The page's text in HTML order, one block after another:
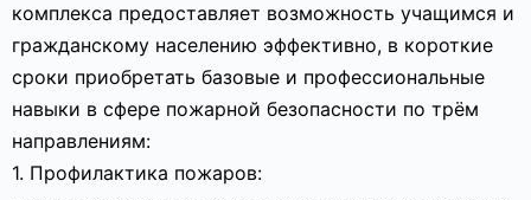
комплекса предоставляет возможность учащимся и
гражданскому населению эффективно, в короткие
сроки приобретать базовые и профессиональные
навыки в сфере пожарной безопасности по трём
направлениям:
1. Профилактика пожаров: